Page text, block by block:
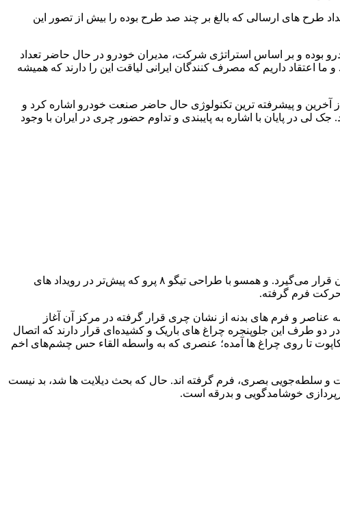
طرح های ارسالی که بالغ بر چند صد طرح بوده را بیش از تصور این
و بر اساس استراتژی شرکت، مدیران خودرو در حال حاضر تعداد
برای بازار ایران در نظر گرفته که به عنوان مثال می‌شود به تیگو ۷ پرو و تیگو ۸ پرو اشاره کرد. و ما اعتقاد داریم که مصرف کنندگان ایرانی لیاقت این را دارند که همیشه
دو خودرو از آخرین و پیشرفته ترین تکنولوژی حال حاضر صنعت خودرو اشاره کرد و
لی در پایان با اشاره به پایبندی و تداوم حضور چری در ایران با وجود
تیگو ۷ پرو کراس‌اوور کامپکتی است که همانطور که اشاره شد، از نظر ابعادی هم‌رده خودروهایی نظیر کیا اسپورتیج و هیوندای توسان قرار می‌گیرد. و همسو با طراحی تیگو ۸ پرو که پیش‌تر در رویداد های
فرم گرفته.
ضلعی وارونه تیگو ۷ پرو نمود می‌یابد، جایی که گویی همه عناصر و فرم های بدنه از نشان چری قرار گرفته در مرکز آن آغاز
طرف این جلوپنجره چراغ های باریک و کشیده‌ای قرار دارند که اتصال
کاپوت تا روی چراغ ها آمده؛ عنصری که به واسطه القاء حس چشم‌های اخم
سلطه‌جویی بصری، فرم گرفته اند. حال که بحث دیلایت ها شد، بد نیست